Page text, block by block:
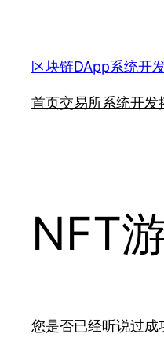
区块链DApp系统开
首页交易所系统开发
NFT
您是否已经听说过成